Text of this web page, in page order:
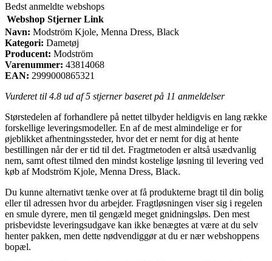
Bedst anmeldte webshops
Webshop Stjerner Link
Navn: Modström Kjole, Menna Dress, Black
Kategori: Dametøj
Producent: Modström
Varenummer: 43814068
EAN: 2999000865321
Vurderet til 4.8 ud af 5 stjerner baseret på 11 anmeldelser
Størstedelen af forhandlere på nettet tilbyder heldigvis en lang række
forskellige leveringsmodeller. En af de mest almindelige er for
øjeblikket afhentningssteder, hvor det er nemt for dig at hente
bestillingen når der er tid til det. Fragtmetoden er altså usædvanlig
nem, samt oftest tilmed den mindst kostelige løsning til levering ved
køb af Modström Kjole, Menna Dress, Black.
Du kunne alternativt tænke over at få produkterne bragt til din bolig
eller til adressen hvor du arbejder. Fragtløsningen viser sig i regelen
en smule dyrere, men til gengæld meget gnidningsløs. Den mest
prisbevidste leveringsudgave kan ikke benægtes at være at du selv
henter pakken, men dette nødvendiggør at du er nær webshoppens
bopæl.